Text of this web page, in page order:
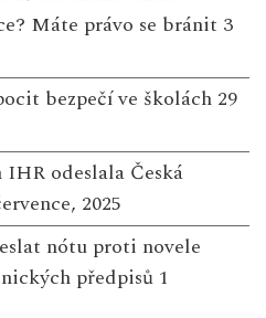
Máte právo se bránit 3
bezpečí ve školách 29
odeslala Česká
2025
nótu proti novele
předpisů 1